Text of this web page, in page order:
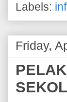
Labels:
Friday,